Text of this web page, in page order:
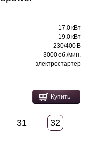
17.0 кВт
19.0 кВт
230/400 В
3000 об./мин.
электростартер
Купить
31 32